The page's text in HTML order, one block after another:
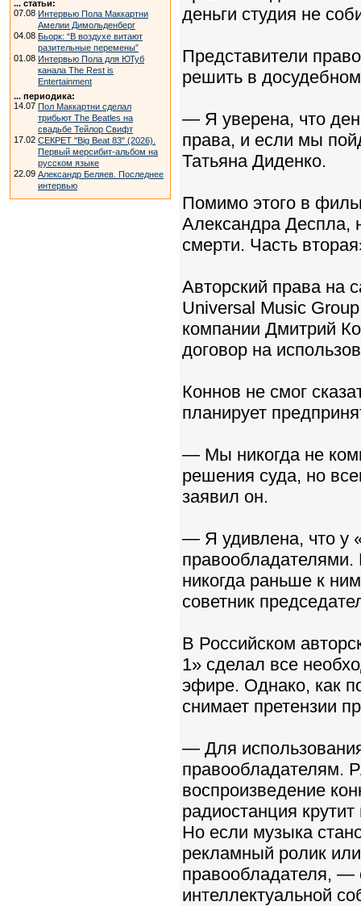
... статьи:
07.08 Интервью Пола Маккартни
Амелии Димольденберг
04.08 Бьорк: “В воздухе витают
разительные перемены”
01.08 Интервью Пола для ЮТуб
канала The Rest is
Entertainment
... периодика:
14.07 Пол Маккартни сделал
трибьют The Beatles на
свадьбе Тейлор Свифт
17.02 СЕКРЕТ "Big Beat 83" (2026).
Первый мерсибит-альбом на
русском языке
22.09 Александр Беляев. Последнее
интервью
деньги студия не
Представители
решить в
— Я уверена, что
права, и если мы
Татьяна Диденко.
Помимо этого в
Александра Деспла,
смерти. Часть
Авторский права на
Universal Music
компании Дмитрий
договор на
Коннов не смог
планирует
— Мы никогда не
решения суда, но
заявил он.
— Я удивлена, что у
никогда раньше к
советник
В Российском
1» сделал все
эфире. Однако, как
снимает претензии
— Для
правообладателям.
воспроизведение
радиостанция
Но если музыка
рекламный ролик
правообладателя, —
интеллектуальной